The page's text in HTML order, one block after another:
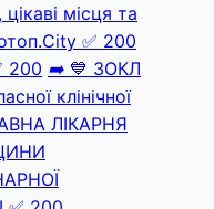
місця та
✅ 200
200 ➡️ 💙 ЗОКЛ
клінічної
ЛІКАРНЯ